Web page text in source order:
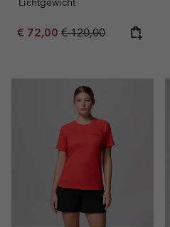
Sale price:
€ 72,00 Regular price:
€ 120,00